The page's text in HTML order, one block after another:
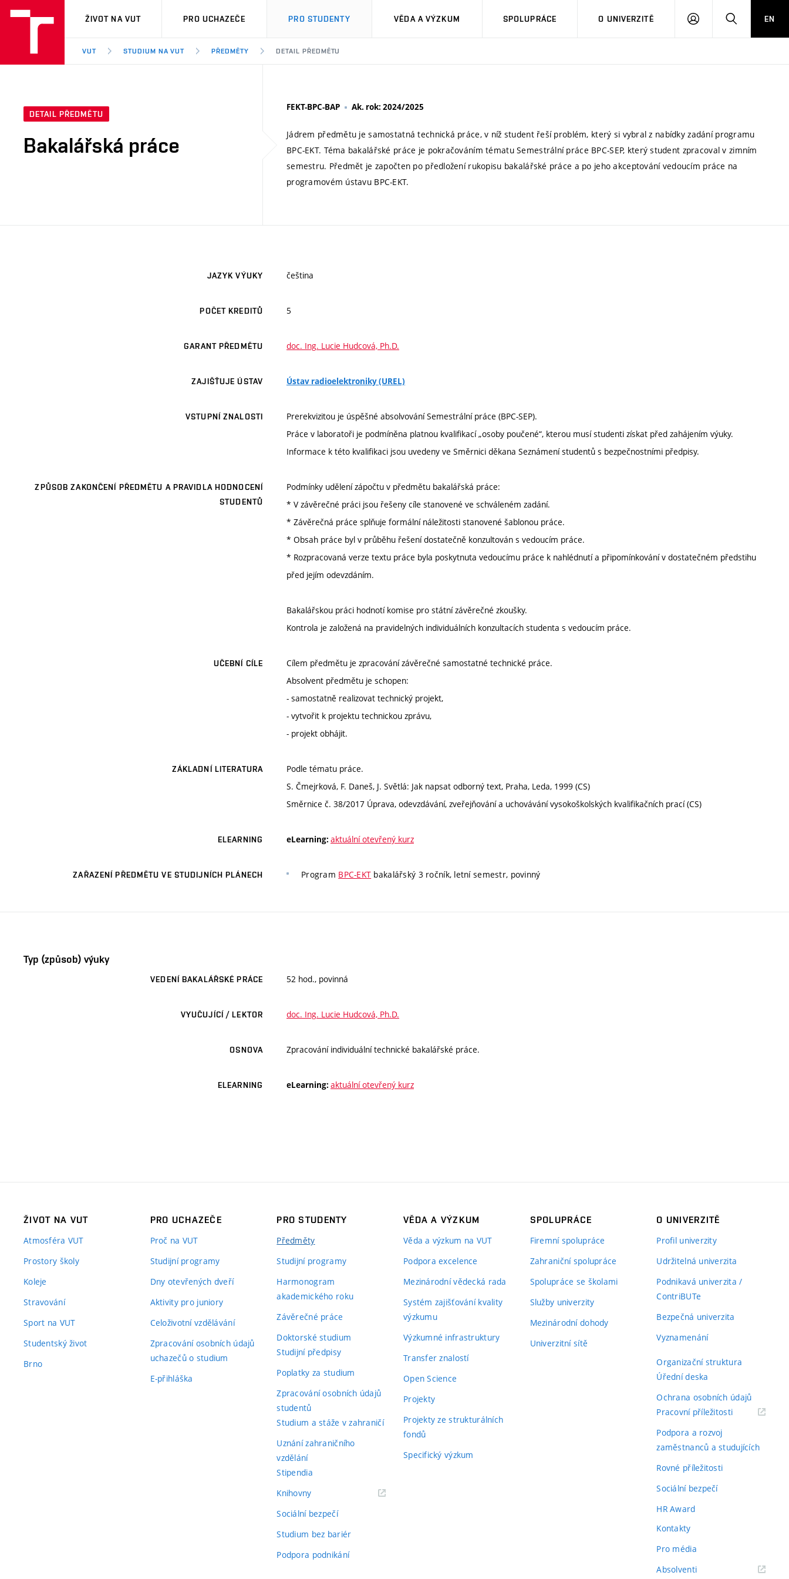
VUT
ŽIVOT NA VUT PRO UCHAZEČE PRO STUDENTY VĚDA A VÝZKUM SPOLUPRÁCE O UNIVERZITĚ
PŘIHLÁSIT HLEDATEN
VUT STUDIUM NA VUT PŘEDMĚTY DETAIL PŘEDMĚTU
DETAIL PŘEDMĚTU
Bakalářská práce
FEKT-BPC-BAP Ak. rok: 2024/2025
Jádrem předmětu je samostatná technická práce, v níž student řeší problém, který si vybral z nabídky zadání programu
BPC-EKT. Téma bakalářské práce je pokračováním tématu Semestrální práce BPC-SEP, který student zpracoval v zimním
semestru. Předmět je započten po předložení rukopisu bakalářské práce a po jeho akceptování vedoucím práce na
programovém ústavu BPC-EKT.
JAZYK VÝUKY čeština
POČET KREDITŮ 5
GARANT PŘEDMĚTU doc. Ing. Lucie Hudcová, Ph.D.
ZAJIŠŤUJE ÚSTAV Ústav radioelektroniky (UREL)
VSTUPNÍ ZNALOSTI
Prerekvizitou je úspěšné absolvování Semestrální práce (BPC-SEP).
Práce v laboratoři je podmíněna platnou kvalifikací „osoby poučené“, kterou musí studenti získat před zahájením výuky.
Informace k této kvalifikaci jsou uvedeny ve Směrnici děkana Seznámení studentů s bezpečnostními předpisy.
ZPŮSOB ZAKONČENÍ PŘEDMĚTU A PRAVIDLA HODNOCENÍ
STUDENTŮ
Podmínky udělení zápočtu v předmětu bakalářská práce:
* V závěrečné práci jsou řešeny cíle stanovené ve schváleném zadání.
* Závěrečná práce splňuje formální náležitosti stanovené šablonou práce.
* Obsah práce byl v průběhu řešení dostatečně konzultován s vedoucím práce.
* Rozpracovaná verze textu práce byla poskytnuta vedoucímu práce k nahlédnutí a připomínkování v dostatečném předstihu
před jejím odevzdáním.
Bakalářskou práci hodnotí komise pro státní závěrečné zkoušky.
Kontrola je založená na pravidelných individuálních konzultacích studenta s vedoucím práce.
UČEBNÍ CÍLE
Cílem předmětu je zpracování závěrečné samostatné technické práce.
Absolvent předmětu je schopen:
- samostatně realizovat technický projekt,
- vytvořit k projektu technickou zprávu,
- projekt obhájit.
ZÁKLADNÍ LITERATURA
Podle tématu práce.
S. Čmejrková, F. Daneš, J. Světlá: Jak napsat odborný text, Praha, Leda, 1999 (CS)
Směrnice č. 38/2017 Úprava, odevzdávání, zveřejňování a uchovávání vysokoškolských kvalifikačních prací (CS)
ELEARNING eLearning: aktuální otevřený kurz
ZAŘAZENÍ PŘEDMĚTU VE STUDIJNÍCH PLÁNECH Program BPC-EKT bakalářský 3 ročník, letní semestr, povinný
Typ (způsob) výuky
VEDENÍ BAKALÁŘSKÉ PRÁCE 52 hod., povinná
VYUČUJÍCÍ / LEKTOR doc. Ing. Lucie Hudcová, Ph.D.
OSNOVA Zpracování individuální technické bakalářské práce.
ELEARNING eLearning: aktuální otevřený kurz
ŽIVOT NA VUT
Atmosféra VUT
Prostory školy
Koleje
Stravování
Sport na VUT
Studentský život
Brno
PRO UCHAZEČE
Proč na VUT
Studijní programy
Dny otevřených dveří
Aktivity pro juniory
Celoživotní vzdělávání
Zpracování osobních údajů
uchazečů o studium
E-přihláška
PRO STUDENTY
Předměty
Studijní programy
Harmonogram
akademického roku
Závěrečné práce
Doktorské studium
Studijní předpisy
Poplatky za studium
Zpracování osobních údajů
studentů
Studium a stáže v zahraničí
Uznání zahraničního
vzdělání
Stipendia
Knihovny(externí
Sociální bezpečí
Studium bez bariér
Podpora podnikání
VĚDA A VÝZKUM
Věda a výzkum na VUT
Podpora excelence
Mezinárodní vědecká rada
Systém zajišťování kvality
výzkumu
Výzkumné infrastruktury
Transfer znalostí
Open Science
Projekty
Projekty ze strukturálních
fondů
Specifický výzkum
SPOLUPRÁCE
Firemní spolupráce
Zahraniční spolupráce
Spolupráce se školami
Služby univerzity
Mezinárodní dohody
Univerzitní sítě
O UNIVERZITĚ
Profil univerzity
Udržitelná univerzita
Podnikavá univerzita /
ContriBUTe
Bezpečná univerzita
Vyznamenání
Organizační struktura
Úřední deska
Ochrana osobních údajů
Pracovní příležitosti(externí
Podpora a rozvoj
zaměstnanců a studujících
Rovné příležitosti
Sociální bezpečí
HR Award
Kontakty
Pro média
Absolventi(externí